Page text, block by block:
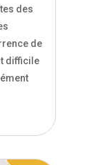
des
de
difficile